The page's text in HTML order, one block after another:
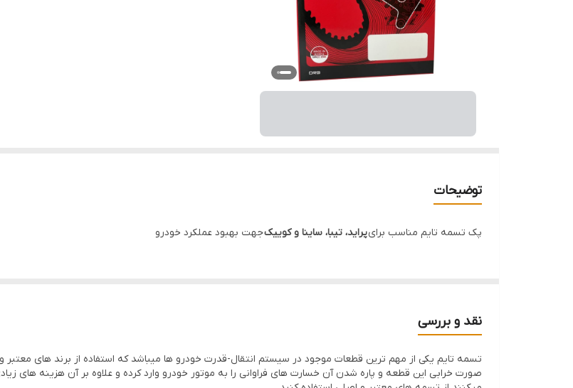
توضیحات
پک تسمه تایم مناسب برایپراید، تیبا، ساینا و کوییکجهت بهبود عملکرد خودرو
نقد و بررسی
تسمه تایم یکی از مهم ترین قطعات موجود در سیستم انتقال-قدرت خودرو ها میباشد که استفاده از برند های معتبر و
صورت خرابی این قطعه و پاره شدن آن خسارت های فراوانی را به موتور خودرو وارد کرده و علاوه بر آن هزینه های